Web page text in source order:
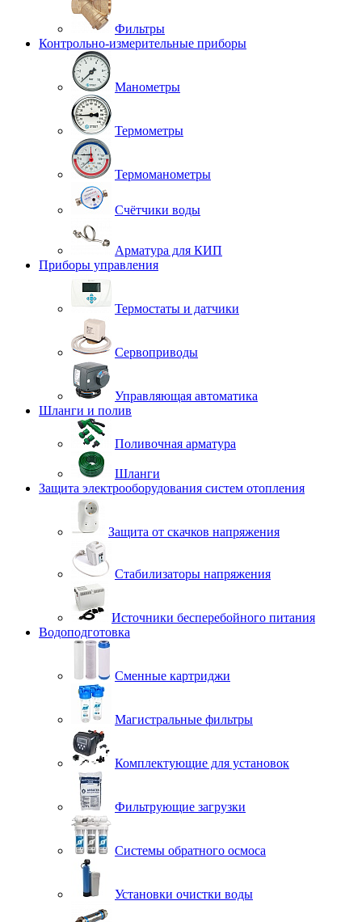
Фильтры
Контрольно-измерительные приборы
Манометры
Термометры
Термоманометры
Счётчики воды
Арматура для КИП
Приборы управления
Термостаты и датчики
Сервоприводы
Управляющая автоматика
Шланги и полив
Поливочная арматура
Шланги
Защита электрооборудования систем отопления
Защита от скачков напряжения
Стабилизаторы напряжения
Источники бесперебойного питания
Водоподготовка
Сменные картриджи
Магистральные фильтры
Комплектующие для установок
Фильтрующие загрузки
Системы обратного осмоса
Установки очистки воды